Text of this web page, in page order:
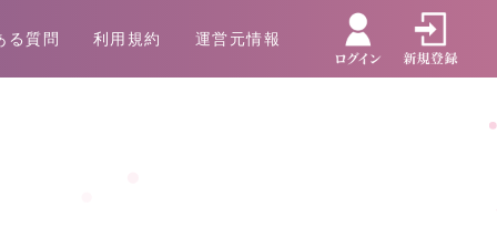
る質問 利用規約 運営元情報